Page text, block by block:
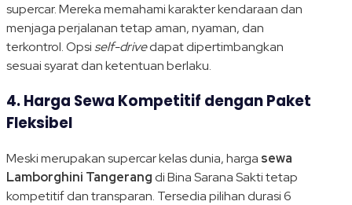
supercar. Mereka memahami karakter kendaraan dan
menjaga perjalanan tetap aman, nyaman, dan
terkontrol. Opsiself-drivedapat dipertimbangkan
sesuai syarat dan ketentuan berlaku.
4. Harga Sewa Kompetitif dengan Paket
Fleksibel
Meski merupakan supercar kelas dunia, harga sewa
Lamborghini Tangerang di Bina Sarana Sakti tetap
kompetitif dan transparan. Tersedia pilihan durasi 6